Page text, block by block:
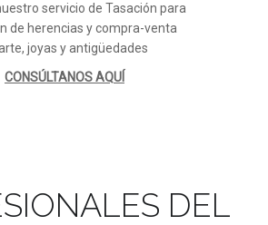
servicio de Tasación para
de herencias y compra-venta
joyas y antigüedades
CONSÚLTANOS AQUÍ
DEL